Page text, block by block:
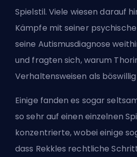
Spielstil. Viele wiesen darauf
Kämpfe mit seiner
seine Autismusdiagnose
und fragten sich, warum
Verhaltensweisen als
Einige fanden es sogar
so sehr auf einen einzelnen
konzentrierte, wobei einige
dass Rekkles rechtliche